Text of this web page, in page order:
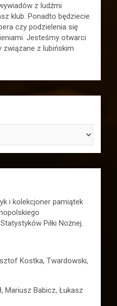
z ludźmi
klub. Ponadto będziecie
czy podzielenia się
Jesteśmy otwarci
związane z lubińskim
i kolekcjoner pamiątek
Piłki Nożnej.
Kostka, Twardowski,
Mariusz Babicz, Łukasz